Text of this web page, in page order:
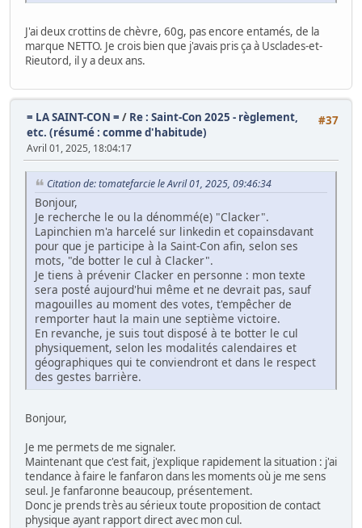
J'ai deux crottins de chèvre, 60g, pas encore entamés, de la
marque NETTO. Je crois bien que j'avais pris ça à Usclades-et-
Rieutord, il y a deux ans.
#37
= LA SAINT-CON = / Re : Saint-Con 2025 - règlement,
etc. (résumé : comme d'habitude)
Avril 01, 2025, 18:04:17
Citation de: tomatefarcie le Avril 01, 2025, 09:46:34
Bonjour,
Je recherche le ou la dénommé(e) "Clacker".
Lapinchien m'a harcelé sur linkedin et copainsdavant
pour que je participe à la Saint-Con afin, selon ses
mots, "de botter le cul à Clacker".
Je tiens à prévenir Clacker en personne : mon texte
sera posté aujourd'hui même et ne devrait pas, sauf
magouilles au moment des votes, t'empêcher de
remporter haut la main une septième victoire.
En revanche, je suis tout disposé à te botter le cul
physiquement, selon les modalités calendaires et
géographiques qui te conviendront et dans le respect
des gestes barrière.
Bonjour,
Je me permets de me signaler.
Maintenant que c'est fait, j'explique rapidement la situation : j'ai
tendance à faire le fanfaron dans les moments où je me sens
seul. Je fanfaronne beaucoup, présentement.
Donc je prends très au sérieux toute proposition de contact
physique ayant rapport direct avec mon cul.